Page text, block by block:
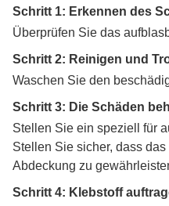
Schritt 1: Erkennen des
Überprüfen Sie das
Schritt 2: Reinigen und
Waschen Sie den
Schritt 3: Die Schäden
Stellen Sie ein speziell für
Stellen Sie sicher, dass
Abdeckung zu
Schritt 4: Klebstoff